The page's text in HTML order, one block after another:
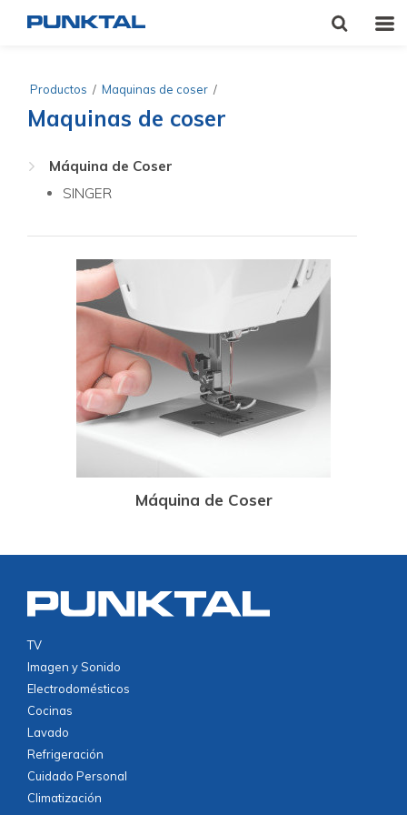
Productos / Maquinas de coser /
Maquinas de coser
Máquina de Coser
SINGER
Máquina de Coser
TV
Imagen y Sonido
Electrodomésticos
Cocinas
Lavado
Refrigeración
Cuidado Personal
Climatización